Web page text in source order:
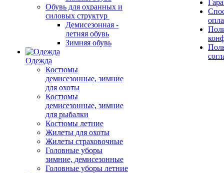
Обувь для охранных и
силовых структур
Демисезонная -
летняя обувь
Зимняя обувь
Одежда
Костюмы
демисезонные, зимние
для охоты
Костюмы
демисезонные, зимние
для рыбалки
Костюмы летние
Жилеты для охоты
Жилеты страховочные
Головные уборы
зимние, демисезонные
Головные уборы летние